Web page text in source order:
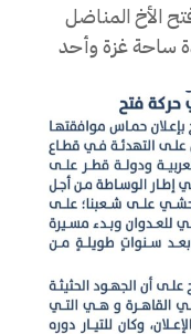
الأخ المناضل
ساحة غزة وأحد